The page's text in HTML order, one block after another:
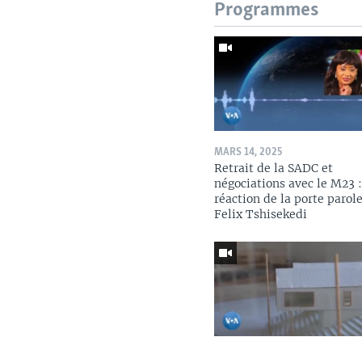
Programmes
MARS 14, 2025
Retrait de la SADC et
négociations avec le M23
réaction de la porte
Felix Tshisekedi